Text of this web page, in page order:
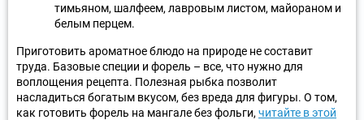
тимьяном, шалфеем, лавровым листом, майораном и
белым перцем.
Приготовить ароматное блюдо на природе не составит
труда. Базовые специи и форель – все, что нужно для
воплощения рецепта. Полезная рыбка позволит
насладиться богатым вкусом, без вреда для фигуры. О том,
как готовить форель на мангале без фольги, читайте в этой